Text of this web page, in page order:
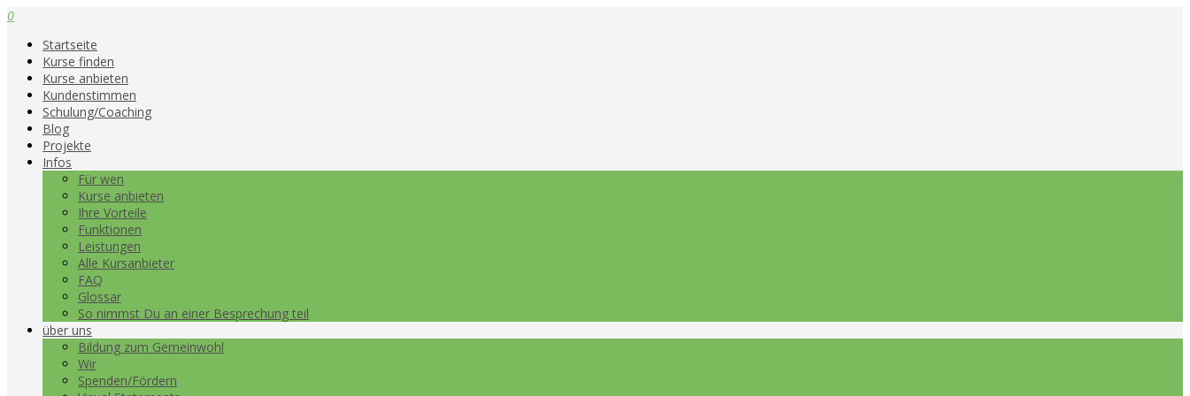
0
Startseite
Kurse finden
Kurse anbieten
Kundenstimmen
Schulung/Coaching
Blog
Projekte
Infos
Für wen
Kurse anbieten
Ihre Vorteile
Funktionen
Leistungen
Alle Kursanbieter
FAQ
Glossar
So nimmst Du an einer Besprechung teil
über uns
Bildung zum Gemeinwohl
Wir
Spenden/Fördern